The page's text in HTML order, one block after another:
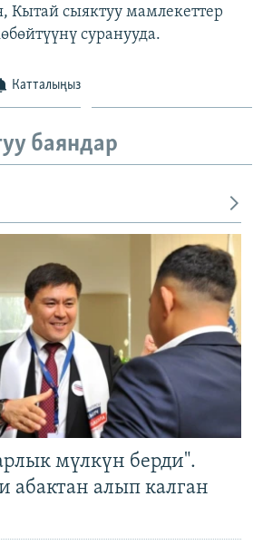
сыяктуу мамлекеттер
суранууда.
Катталыңыз
баяндар
мүлкүн берди".
абактан алып калган